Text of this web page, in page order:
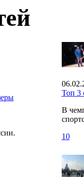
Топ 3
В
10